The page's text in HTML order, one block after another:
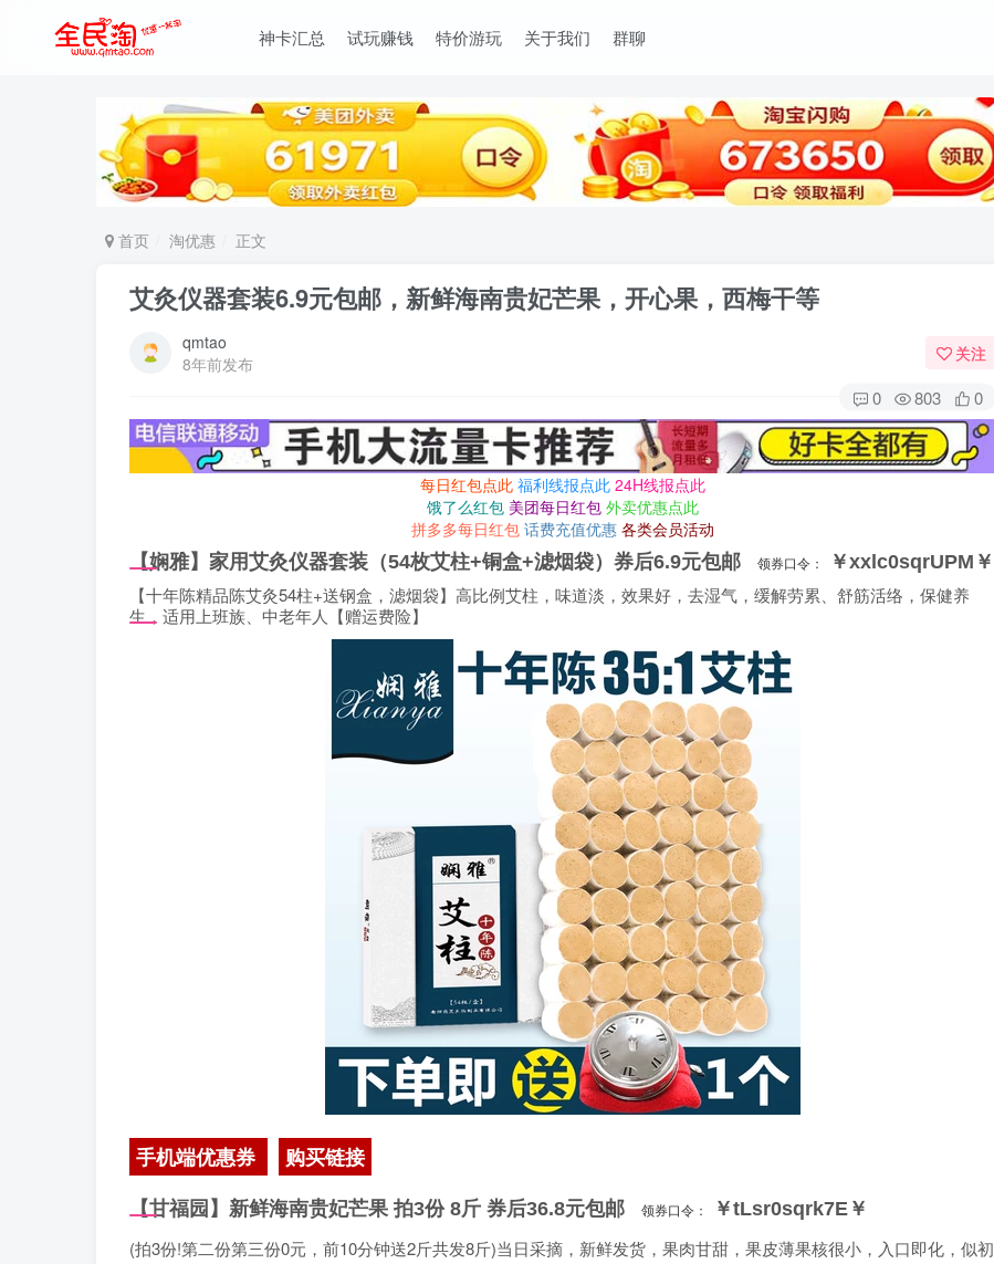
神卡汇总 试玩赚钱 特价游玩 关于我们 群聊
首页 淘优惠 正文
艾灸仪器套装6.9元包邮，新鲜海南贵妃芒果，开心果，西梅干等
qmtao
8年前发布
关注
0 803 0
每日红包点此 福利线报点此 24H线报点此
饿了么红包 美团每日红包 外卖优惠点此
拼多多每日红包 话费充值优惠 各类会员活动
【娴雅】家用艾灸仪器套装（54枚艾柱+铜盒+滤烟袋）券后6.9元包邮
领券口令： ￥xxlc0sqrUPM￥
【十年陈精品陈艾灸54柱+送钢盒，滤烟袋】高比例艾柱，味道淡，效果好，去湿气，缓解劳累、舒筋活络，保健养
生，适用上班族、中老年人【赠运费险】
手机端优惠券 购买链接
【甘福园】新鲜海南贵妃芒果 拍3份 8斤 券后36.8元包邮 领券口令： ￥tLsr0sqrk7E￥
(拍3份!第二份第三份0元，前10分钟送2斤共发8斤)当日采摘，新鲜发货，果肉甘甜，果皮薄果核很小，入口即化，似初